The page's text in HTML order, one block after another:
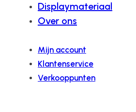
Displaymateriaal
Over ons
Mijn account
Klantenservice
Verkooppunten